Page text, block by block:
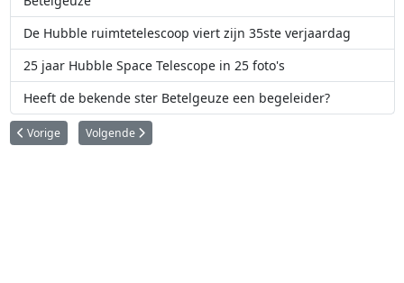
De Hubble ruimtetelescoop viert zijn 35ste verjaardag
25 jaar Hubble Space Telescope in 25 foto's
Heeft de bekende ster Betelgeuze een begeleider?
Vorig artikel: Astronomen maken haarscherpe opnamen van het
Vorige Volgende artikel: Dichtstbijzijnde snelle radioflitser flitst min
Volgende